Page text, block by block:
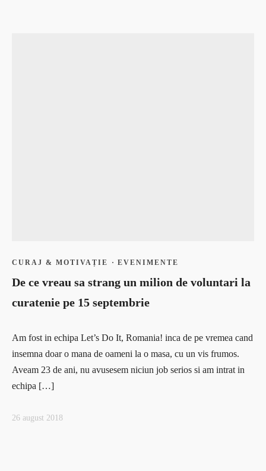
CURAJ & MOTIVAȚIE · EVENIMENTE
De ce vreau sa strang un milion de voluntari la
curatenie pe 15 septembrie
Am fost in echipa Let’s Do It, Romania! inca de pe vremea cand
insemna doar o mana de oameni la o masa, cu un vis frumos.
Aveam 23 de ani, nu avusesem niciun job serios si am intrat in
echipa […]
26 august 2018